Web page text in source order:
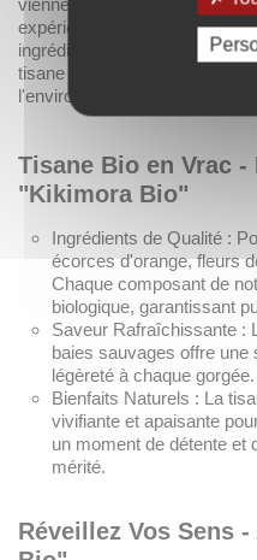
viennent compléter cette
expérience inoubliable. Issus
ingrédients sont
tisane de qualité,
l'environnement.
Tisane Bio en Vrac -
"Kikimora Bio"
Ingrédients de Qualité :
écorces d'orange, fleurs
Chaque composant de
biologique, garantissant
Saveur Rafraîchissante :
baies sauvages offre une
légèreté à chaque gorgée.
Bienfaits Naturels : La
vivifiante et apaisante
un moment de détente et
mérité.
Réveillez Vos Sens